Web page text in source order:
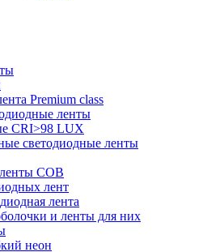
Premium class
ленты
CRI>98 LUX
светодиодные ленты
COB
лент
лента
и ленты для них